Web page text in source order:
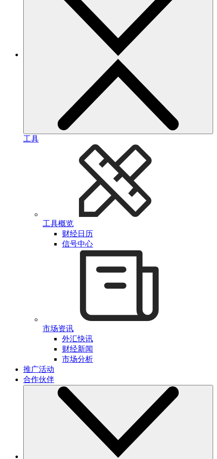
工具
工具概览
财经日历
信号中心
市场资讯
外汇快讯
财经新闻
市场分析
推广活动
合作伙伴